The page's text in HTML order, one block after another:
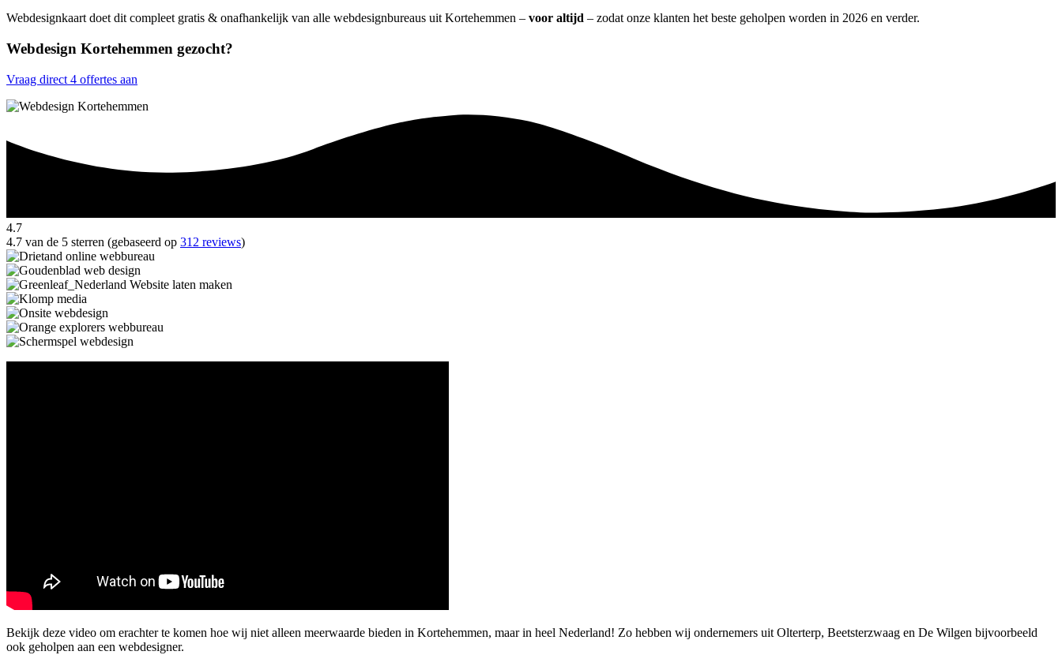
Webdesignkaart doet dit compleet gratis & onafhankelijk van alle webdesignbureaus uit Kortehemmen – voor altijd – zodat onze klanten het beste geholpen worden in 2026 en verder.
Webdesign Kortehemmen gezocht?
Vraag direct 4 offertes aan
4.7
4.7 van de 5 sterren (gebaseerd op 312 reviews)
Bekijk deze video om erachter te komen hoe wij niet alleen meerwaarde bieden in Kortehemmen, maar in heel Nederland! Zo hebben wij ondernemers uit Olterterp, Beetsterzwaag en De Wilgen bijvoorbeeld
ook geholpen aan een webdesigner.